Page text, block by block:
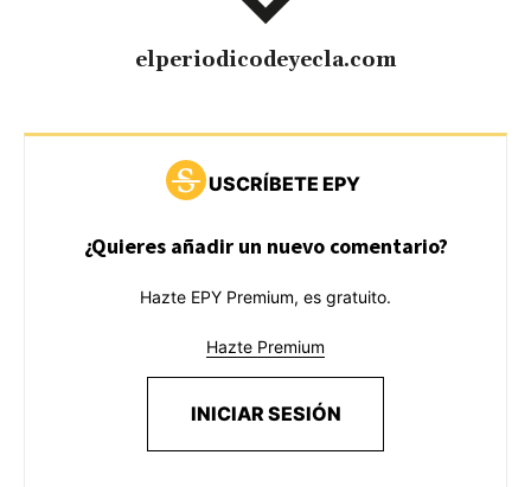
elperiodicodeyecla.com
USCRÍBETE EPY
¿Quieres añadir un nuevo comentario?
Hazte EPY Premium, es gratuito.
Hazte Premium
INICIAR SESIÓN